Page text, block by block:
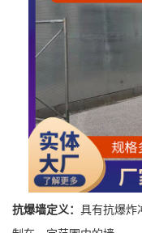
抗爆墙定义： 具有抗爆炸